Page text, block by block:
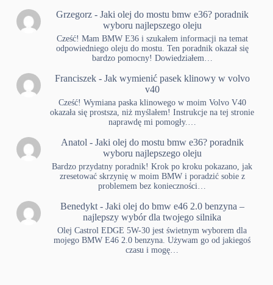
Grzegorz- Jaki olej do mostu bmw e36? poradnik
wyboru najlepszego oleju
Cześć! Mam BMW E36 i szukałem informacji na temat
odpowiedniego oleju do mostu. Ten poradnik okazał się
bardzo pomocny! Dowiedziałem…
Franciszek- Jak wymienić pasek klinowy w volvo
v40
Cześć! Wymiana paska klinowego w moim Volvo V40
okazała się prostsza, niż myślałem! Instrukcje na tej stronie
naprawdę mi pomogły.…
Anatol - Jaki olej do mostu bmw e36? poradnik
wyboru najlepszego oleju
Bardzo przydatny poradnik! Krok po kroku pokazano, jak
zresetować skrzynię w moim BMW i poradzić sobie z
problemem bez konieczności…
Benedykt- Jaki olej do bmw e46 2.0 benzyna –
najlepszy wybór dla twojego silnika
Olej Castrol EDGE 5W-30 jest świetnym wyborem dla
mojego BMW E46 2.0 benzyna. Używam go od jakiegoś
czasu i mogę…